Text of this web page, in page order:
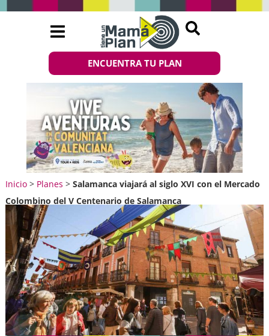
ENCUENTRA TU PLAN
Inicio> Planes > Salamanca viajará al siglo XVI con el Mercado
Colombino del V Centenario de Salamanca